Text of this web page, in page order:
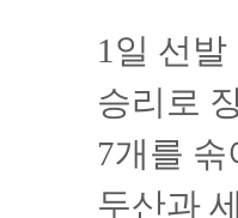
1일 선
승리로
7개를
두산과